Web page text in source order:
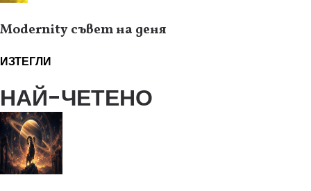
Modernity съвет на деня
ИЗТЕГЛИ
НАЙ-ЧЕТЕНО